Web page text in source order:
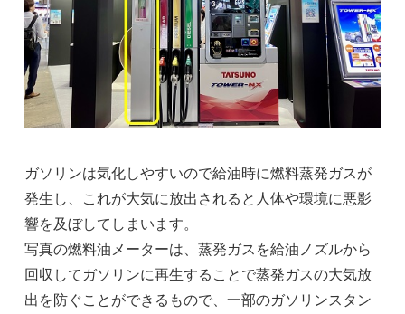
ガソリンは気化しやすいので給油時に燃料蒸発ガスが
発生し、これが大気に放出されると人体や環境に悪影
響を及ぼしてしまいます。
写真の燃料油メーターは、蒸発ガスを給油ノズルから
回収してガソリンに再生することで蒸発ガスの大気放
出を防ぐことができるもので、一部のガソリンスタン